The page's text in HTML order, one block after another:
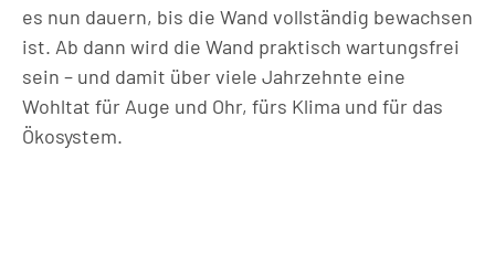
es nun dauern, bis die Wand vollständig bewachsen
ist. Ab dann wird die Wand praktisch wartungsfrei
sein – und damit über viele Jahrzehnte eine
Wohltat für Auge und Ohr, fürs Klima und für das
Ökosystem.